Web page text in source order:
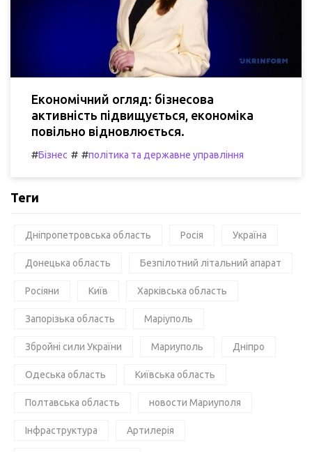
Економічний огляд: бізнесова
активність підвищується, економіка
повільно відновлюється.
#Бізнес # #політика та державне управління
Теги
Дніпропетровська область Росія Україна
Донецька область Безпілотний літальний апарат
Росіяни Київ Харківська область
Запорізька область Маріуполь
Збройні сили України Мариуполь Дніпро
Одеська область Київська область
Полтавська область новости Мариуполя
Інфраструктура Артилерія